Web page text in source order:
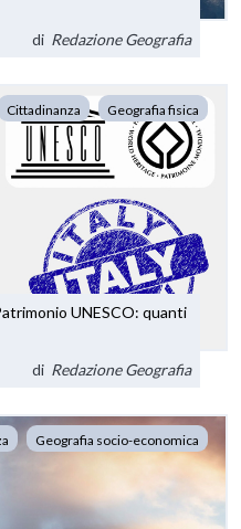
di Redazione Geografia
Cittadinanza Geografia fisica
di Redazione Geografia
Geografia socio-economica